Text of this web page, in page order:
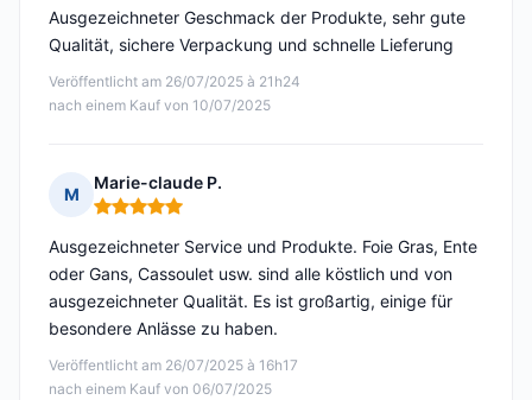
Veröffentlicht am 26/07/2025 à 21h24
nach einem Kauf von 10/07/2025
Ausgezeichneter Geschmack der Produkte, sehr gute
Qualität, sichere Verpackung und schnelle Lieferung
M
Marie-claude P.
Hinweis: 5 von 5
Veröffentlicht am 26/07/2025 à 16h17
nach einem Kauf von 06/07/2025
Ausgezeichneter Service und Produkte. Foie Gras, Ente
oder Gans, Cassoulet usw. sind alle köstlich und von
ausgezeichneter Qualität. Es ist großartig, einige für
besondere Anlässe zu haben.